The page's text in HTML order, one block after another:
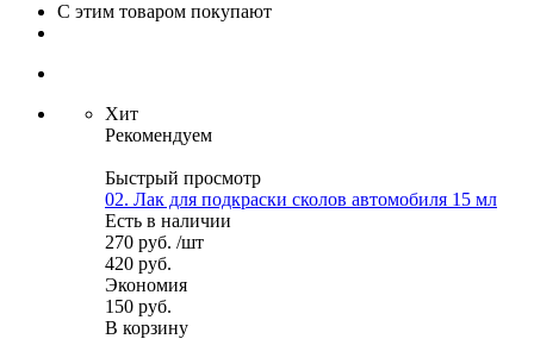
С этим товаром покупают
Хит
Рекомендуем
Быстрый просмотр
02. Лак для подкраски сколов автомобиля 15 мл
Есть в наличии
270 руб. /шт
420 руб.
Экономия
150 руб.
В корзину